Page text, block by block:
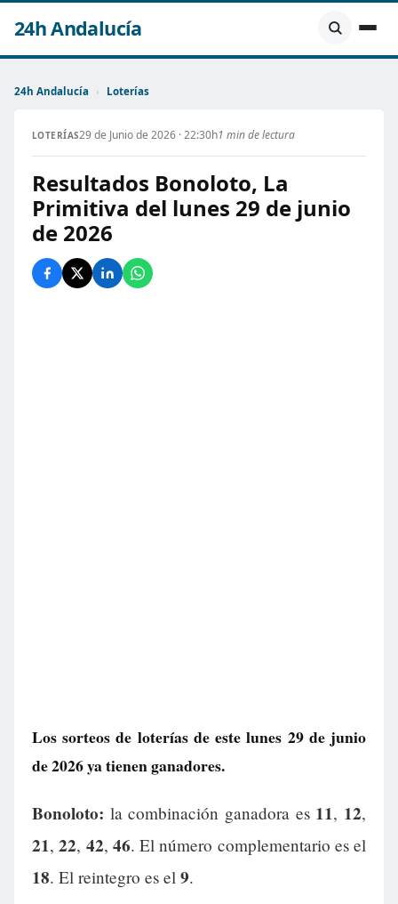
24h Andalucía
24h Andalucía › Loterías
LOTERÍAS29 de Junio de 2026 · 22:30h1 min de lectura
Resultados Bonoloto, La
Primitiva del lunes 29 de junio
de 2026
Los sorteos de loterías de este lunes 29 de junio
de 2026 ya tienen ganadores.
Bonoloto: la combinación ganadora es 11, 12,
21,22, 42, 46. El número complementario es el
18. El reintegro es el 9.